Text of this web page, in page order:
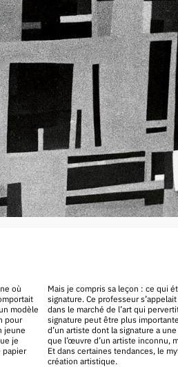
où
modèle
pour
jeune
je
papier
Mais je compris sa leçon : ce qui
signature. Ce professeur
dans le marché de l’art qui
signature peut être plus
d’un artiste dont la signature a
que l’œuvre d’un artiste inconnu,
Et dans certaines tendances, le
création artistique.